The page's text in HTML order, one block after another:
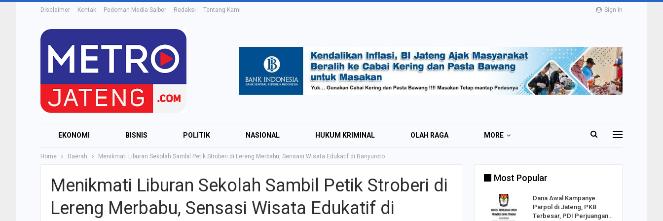
Sign In
Disclaimer Kontak Pedoman Media Saiber Redaksi Tentang Kami
EKONOMI BISNIS POLITIK NASIONAL HUKUM KRIMINAL OLAH RAGA MORE
Home Daerah Menikmati Liburan Sekolah Sambil Petik Stroberi di Lereng Merbabu, Sensasi Wisata Edukatif di Banyuroto
Menikmati Liburan Sekolah Sambil Petik Stroberi di
Lereng Merbabu, Sensasi Wisata Edukatif di
Most Popular
Rayakan Kemerdekaan
Dana Awal Kampanye
Parpol di Jateng, PKB
Terbesar, PDI Perjuangan…